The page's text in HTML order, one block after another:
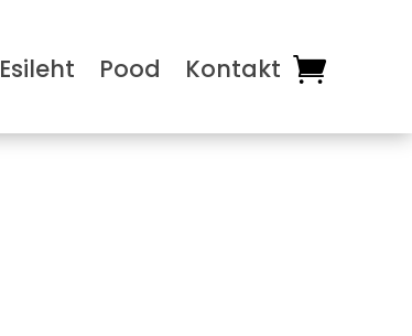
Esileht Pood Kontakt